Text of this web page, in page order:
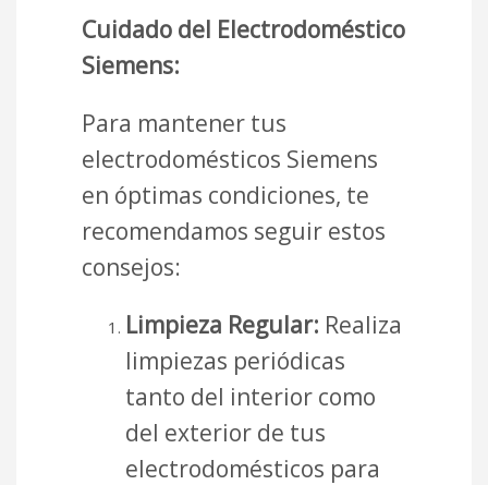
Cuidado del Electrodoméstico
Siemens:
Para mantener tus
electrodomésticos Siemens
en óptimas condiciones, te
recomendamos seguir estos
consejos:
Limpieza Regular: Realiza
limpiezas periódicas
tanto del interior como
del exterior de tus
electrodomésticos para